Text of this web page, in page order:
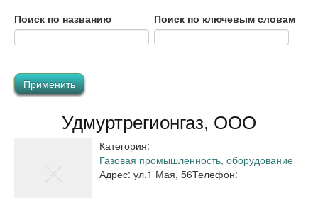
Поиск по названию
Поиск по ключевым словам
Удмуртрегионгаз, ООО
Категория:
Газовая промышленность, оборудование
Адрес: ул.1 Мая, 56Телефон: